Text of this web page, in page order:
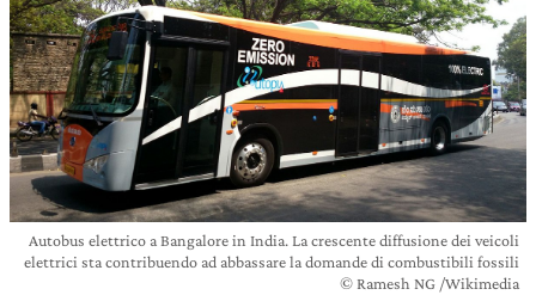
Autobus elettrico a Bangalore in India. La crescente diffusione dei veicoli
elettrici sta contribuendo ad abbassare la domande di combustibili fossili
© Ramesh NG /Wikimedia